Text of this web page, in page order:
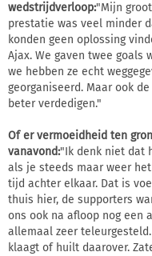
wedstrijdverloop:"Mijn
prestatie was veel minder
konden geen oplossing
Ajax. We gaven twee goals
we hebben ze echt
georganiseerd. Maar ook
beter verdedigen."
Of er vermoeidheid ten
vanavond:"Ik denk niet dat
als je steeds maar weer
tijd achter elkaar. Dat is
thuis hier, de supporters
ons ook na afloop nog een
allemaal zeer
klaagt of huilt daarover.